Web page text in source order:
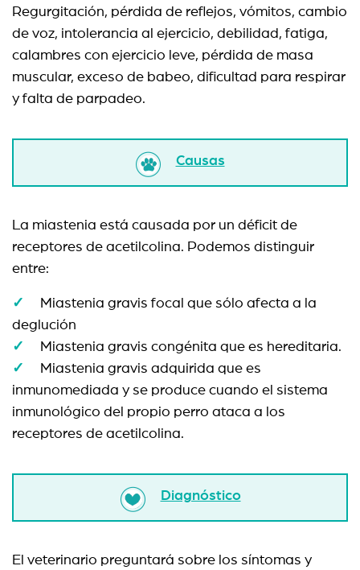
Regurgitación, pérdida de reflejos, vómitos, cambio
de voz, intolerancia al ejercicio, debilidad, fatiga,
calambres con ejercicio leve, pérdida de masa
muscular, exceso de babeo, dificultad para respirar
y falta de parpadeo.
Causas
La miastenia está causada por un déficit de
receptores de acetilcolina. Podemos distinguir
entre:
Miastenia gravis focal que sólo afecta a la
deglución
Miastenia gravis congénita que es hereditaria.
Miastenia gravis adquirida que es
inmunomediada y se produce cuando el sistema
inmunológico del propio perro ataca a los
receptores de acetilcolina.
Diagnóstico
El veterinario preguntará sobre los síntomas y